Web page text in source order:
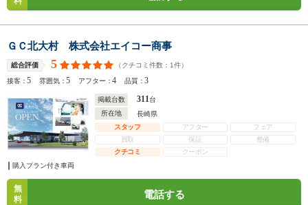
ＧＣ北大村 株式会社エイコー商事
総合評価 5 （クチコミ件数： 1件）
接客：5 雰囲気：5 アフター：4 品質：3
掲載台数 311台
所在地
長崎県
スタッフ
アフター
フェア
買取
保証
整備
クチコミ
クーポン
購入プラン付き車両
無
料
電話する